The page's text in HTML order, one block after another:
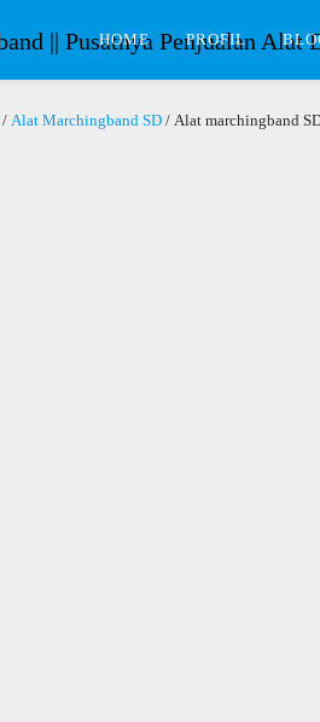
HOME PROFIL
/ Alat Marchingband SD / Alat marchingband